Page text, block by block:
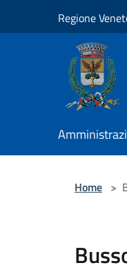
Regione
Home >